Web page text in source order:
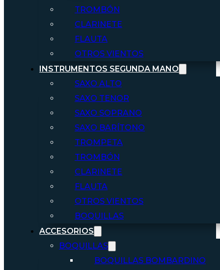
TROMBÓN
CLARINETE
FLAUTA
OTROS VIENTOS
INSTRUMENTOS SEGUNDA MANO
SAXO ALTO
SAXO TENOR
SAXO SOPRANO
SAXO BARÍTONO
TROMPETA
TROMBÓN
CLARINETE
FLAUTA
OTROS VIENTOS
BOQUILLAS
ACCESORIOS
BOQUILLAS
BOQUILLAS BOMBARDINO